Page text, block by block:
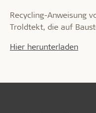
Recycling-Anweisung
Troldtekt, die auf
Hier herunterladen